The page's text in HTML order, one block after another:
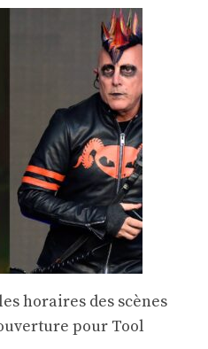
horaires des scènes
pour Tool